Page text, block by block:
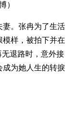
）
妻。张冉为了生活
样，被拍下并在
无退路时，意外接
为她人生的转捩